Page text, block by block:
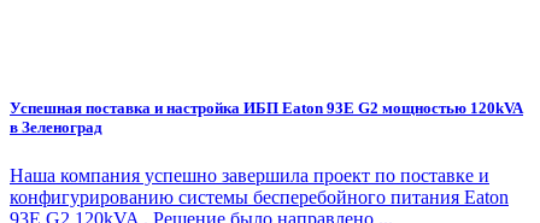
Успешная поставка и настройка ИБП Eaton 93E G2 мощностью 120kVA
в Зеленоград
Наша компания успешно завершила проект по поставке и
конфигурированию системы бесперебойного питания Eaton
93E G2 120kVA . Решение было направлено ...